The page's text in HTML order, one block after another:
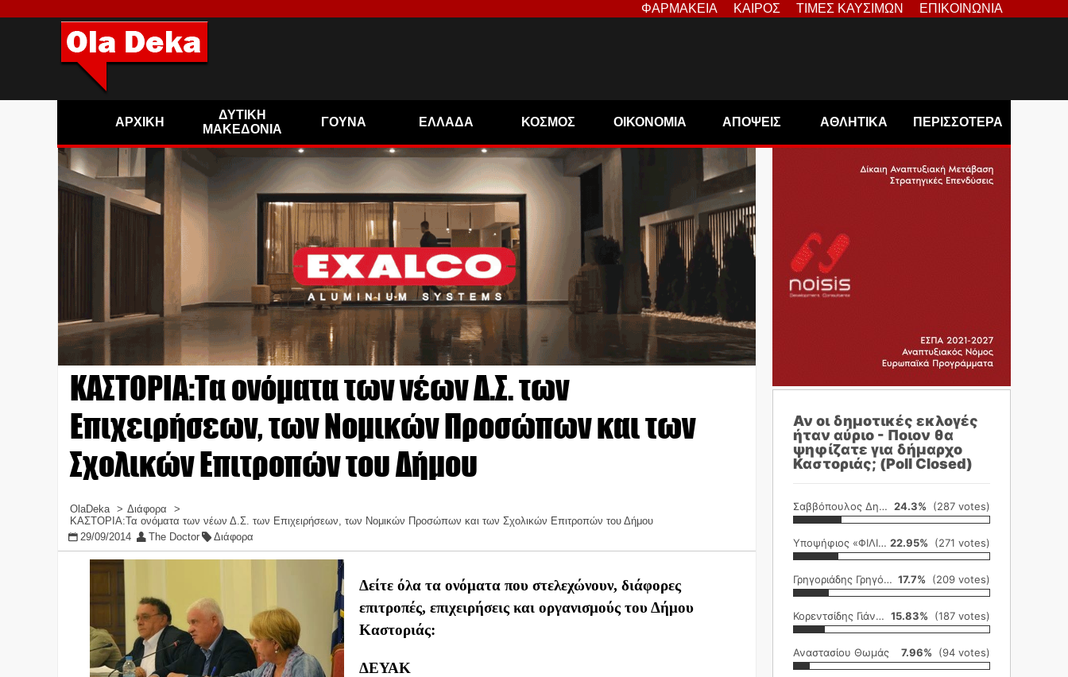
ΦΑΡΜΑΚΕΙΑ ΚΑΙΡΟΣ ΤΙΜΕΣ ΚΑΥΣΙΜΩΝ ΕΠΙΚΟΙΝΩΝΙΑ
ΑΡΧΙΚΗ
ΔΥΤΙΚΗ
ΜΑΚΕΔΟΝΙΑ
ΓΟΥΝΑ ΕΛΛΑΔΑ ΚΟΣΜΟΣ ΟΙΚΟΝΟΜΙΑ ΑΠΟΨΕΙΣ ΑΘΛΗΤΙΚΑ ΠΕΡΙΣΣΟΤΕΡΑ
ΚΑΣΤΟΡΙΑ:Τα ονόματα των νέων Δ.Σ. των
Επιχειρήσεων, των Νομικών Προσώπων και των
Σχολικών Επιτροπών του Δήμου
OlaDeka
Διάφορα
ΚΑΣΤΟΡΙΑ:Τα ονόματα των νέων Δ.Σ. των Επιχειρήσεων, των Νομικών Προσώπων και των Σχολικών Επιτροπών του Δήμου
29/09/2014
The Doctor Διάφορα
Δείτε όλα τα ονόματα που στελεχώνουν, διάφορες
επιτροπές, επιχειρήσεις και οργανισμούς του Δήμου
Καστοριάς:
ΔΕΥΑΚ
Αν οι δημοτικές εκλογές
ήταν αύριο - Ποιον θα
ψηφίζατε για δήμαρχο
Καστοριάς; (Poll Closed)
Σαββόπουλος Δημήτρης 24.3% (287 votes)
Υποψήφιος «ΦΙΛΙΚΗ ΕΤΑΙΡΕΙΑ» 22.95% (271 votes)
Γρηγοριάδης Γρηγόρης 17.7% (209 votes)
Κορεντσίδης Γιάννης 15.83% (187 votes)
Αναστασίου Θωμάς 7.96% (94 votes)